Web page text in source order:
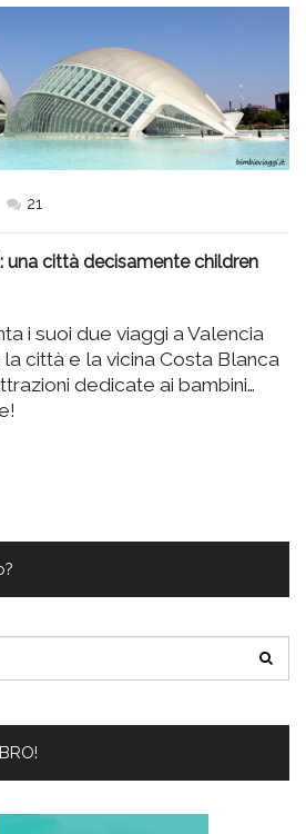
21
una città decisamente children
i suoi due viaggi a Valencia
la città e la vicina Costa Blanca
dedicate ai bambini…